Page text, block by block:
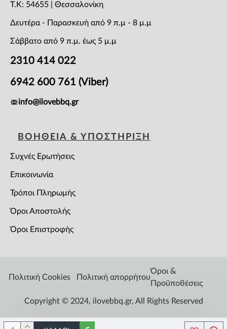
T.K: 54655 | Θεσσαλονίκη
Δευτέρα - Παρασκευή από 9 π.μ - 8 μ.μ
Σάββατο από 9 π.μ. έως 5 μ.μ
2310 414 022
6942 600 761 (Viber)
info@ilovebbq.gr
ΒΟΗΘΕΙΑ & ΥΠΟΣΤΗΡΙΞΗ
Συχνές Ερωτήσεις
Επικοινωνία
Τρόποι Πληρωμής
Όροι Αποστολής
Όροι Επιστροφής
Πολιτική Cookies Πολιτική απορρήτου
Όροι &
Προϋποθέσεις
Copyright © 2024, ilovebbq.gr, All Rights Reserved